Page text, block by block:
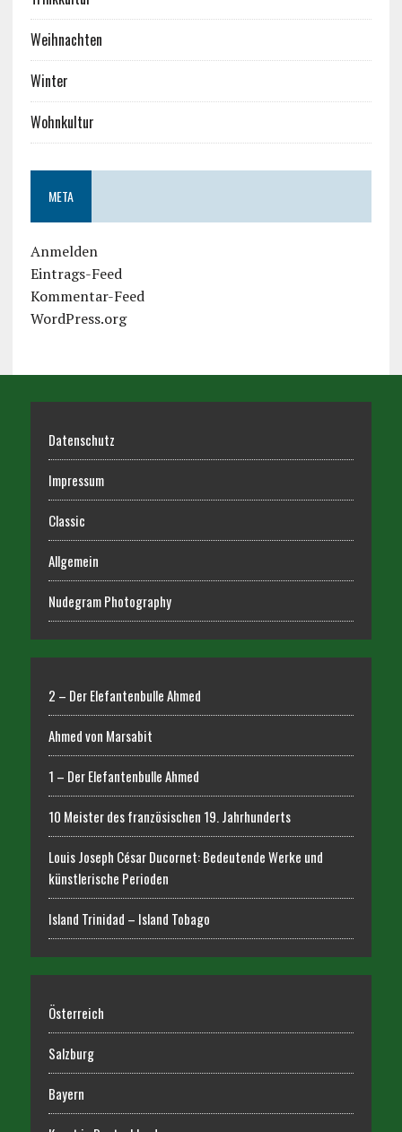
Weihnachten
Winter
Wohnkultur
META
Anmelden
Eintrags-Feed
Kommentar-Feed
WordPress.org
Datenschutz
Impressum
Classic
Allgemein
Nudegram Photography
2 – Der Elefantenbulle Ahmed
Ahmed von Marsabit
1 – Der Elefantenbulle Ahmed
10 Meister des französischen 19. Jahrhunderts
Louis Joseph César Ducornet: Bedeutende Werke und
künstlerische Perioden
Island Trinidad – Island Tobago
Österreich
Salzburg
Bayern